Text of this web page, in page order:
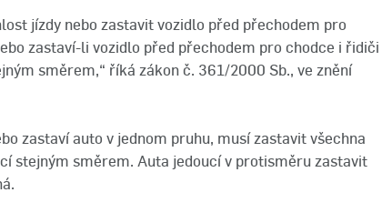
jízdy nebo zastavit vozidlo před přechodem pro
zastaví-li vozidlo před přechodem pro chodce i řidiči
směrem,“ říká zákon č. 361/2000 Sb., ve znění
zastaví auto v jednom pruhu, musí zastavit všechna
stejným směrem. Auta jedoucí v protisměru zastavit